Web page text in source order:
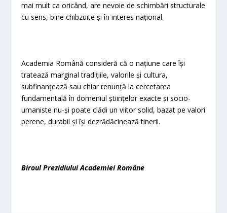
mai mult ca oricând, are nevoie de schimbări structurale
cu sens, bine chibzuite și în interes național.
Academia Română consideră că o națiune care își
tratează marginal tradițiile, valorile și cultura,
subfinanțează sau chiar renunță la cercetarea
fundamentală în domeniul științelor exacte și socio-
umaniste nu-și poate clădi un viitor solid, bazat pe valori
perene, durabil și își dezrădăcinează tinerii.
Biroul Prezidiului Academiei Române